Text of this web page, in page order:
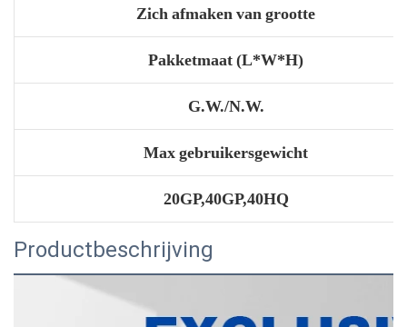
Zich afmaken van grootte
Pakketmaat (L*W*H)
G.W./N.W.
Max gebruikersgewicht
20GP,40GP,40HQ
Productbeschrijving